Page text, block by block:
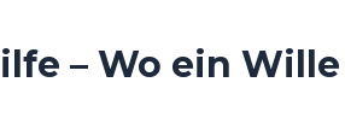
– Wo ein